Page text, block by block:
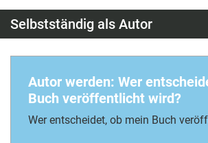
Selbstständig als Autor
Autor werden: Wer
Buch veröffentlicht wird?
Wer entscheidet, ob mein Buch